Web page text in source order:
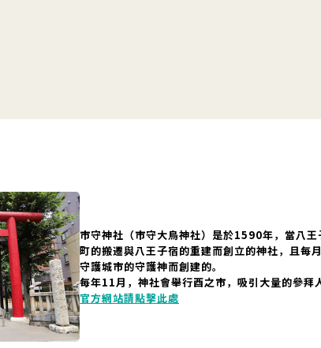
市守神社（市守大鳥神社）是於1590年，當八
町的搬遷與八王子宿的重建而創立的神社，且每
守護城市的守護神而創建的。
每年11月，神社會舉行酉之市，吸引大量的參拜
官方網站請點擊此處